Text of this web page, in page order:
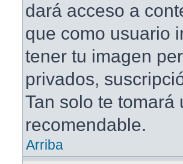
dará acceso a
que como usuario
tener tu imagen
privados,
Tan solo te tomará
recomendable.
Arriba